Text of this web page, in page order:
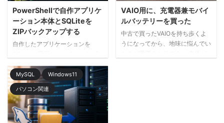
す。 ソースコードはWindows側
に置いたまま、DebianからSMB
でマウントし、NginxとPHP-
FPMでLaravelを動かします。本
番向けというよりは、Windows
円。送料を入れてもかなり手頃だ
ったので、これは買っておいて損
はなさそうだなと。 VAIO純正の
Type-Cドッキングステーション
今回購入したのは、VAIOのロゴ
PowerShellで自作アプリケ
ーション本体とSQLiteを
ZIPバックアップする
自作したアプリケーションを
リケーション本体と一緒に
SQLiteのDBファイルもバックア
ップしておきたくなります。大き
なシステムであれば専用のバック
アップ製品やDBバックアップの
仕組みを用意しますが、個人利用
VAIO用に、充電器兼モバイ
ルバッテリーを買った
中古で買ったVAIOを持ち歩くよ
うになってから、地味に悩んでい
MySQL Windows11
パソコン関連